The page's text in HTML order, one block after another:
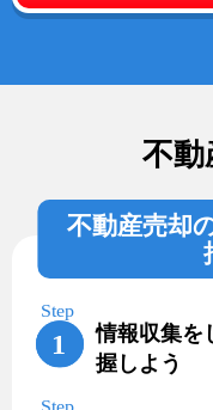
不動
不動産売却
情報収集を
握しよう